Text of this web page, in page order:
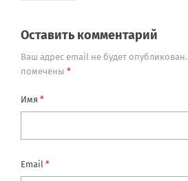
Оставить комментарий
Ваш адрес email не будет опубликован.
помечены *
Имя *
Email *